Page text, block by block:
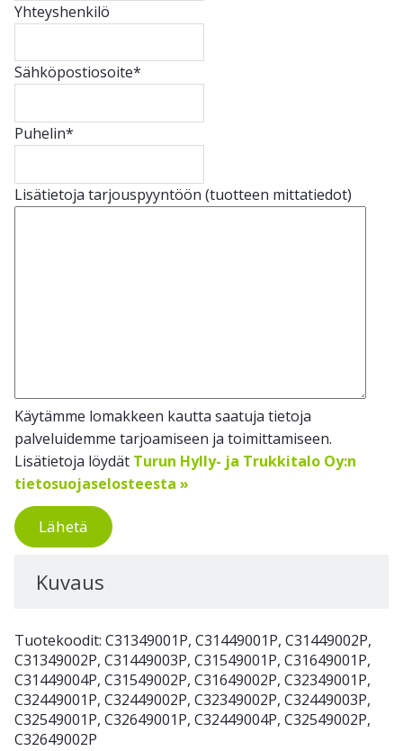
Yhteyshenkilö
Sähköpostiosoite*
Puhelin*
Lisätietoja tarjouspyyntöön (tuotteen mittatiedot)
Käytämme lomakkeen kautta saatuja tietoja
palveluidemme tarjoamiseen ja toimittamiseen.
Lisätietoja löydät Turun Hylly- ja Trukkitalo Oy:n
tietosuojaselosteesta »
Lähetä
Kuvaus
Tuotekoodit: C31349001P, C31449001P, C31449002P,
C31349002P, C31449003P, C31549001P, C31649001P,
C31449004P, C31549002P, C31649002P, C32349001P,
C32449001P, C32449002P, C32349002P, C32449003P,
C32549001P, C32649001P, C32449004P, C32549002P,
C32649002P